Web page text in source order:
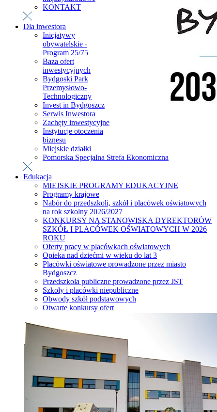
KONTAKT
Dla inwestora
Inicjatywy
obywatelskie -
Program 25/75
Baza ofert
inwestycyjnych
Bydgoski Park
Przemysłowo-
Technologiczny
Invest in Bydgoszcz
Serwis Inwestora
Zachęty inwestycyjne
Instytucje otoczenia
biznesu
Miejskie działki
Pomorska Specjalna Strefa Ekonomiczna
Edukacja
MIEJSKIE PROGRAMY EDUKACYJNE
Programy krajowe
Nabór do przedszkoli, szkół i placówek oświatowych
na rok szkolny 2026/2027
KONKURSY NA STANOWISKA DYREKTORÓW
SZKÓŁ I PLACÓWEK OŚWIATOWYCH W 2026
ROKU
Oferty pracy w placówkach oświatowych
Opieka nad dziećmi w wieku do lat 3
Placówki oświatowe prowadzone przez miasto
Bydgoszcz
Przedszkola publiczne prowadzone przez JST
Szkoły i placówki niepubliczne
Obwody szkół podstawowych
Otwarte konkursy ofert